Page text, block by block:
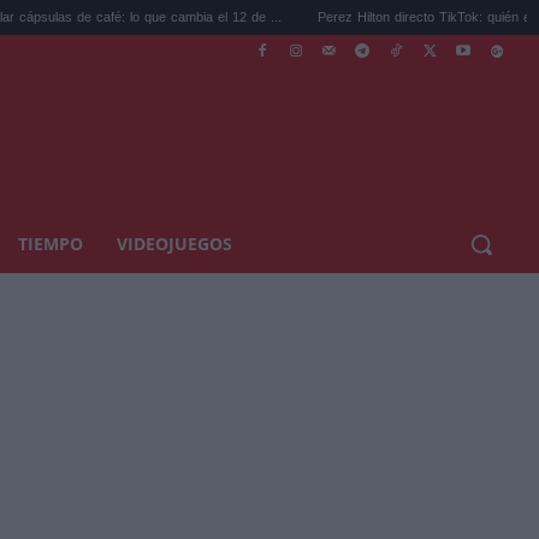
de café: lo que cambia el 12 de ... Perez Hilton directo TikTok: quién es el
TIEMPO VIDEOJUEGOS